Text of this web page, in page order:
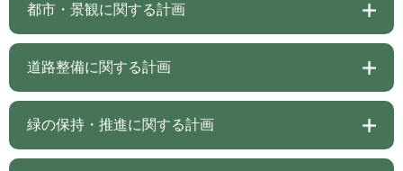
都市・景観に関する計画
道路整備に関する計画
緑の保持・推進に関する計画